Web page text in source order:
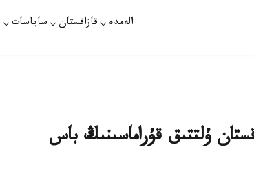
الەمدە قازاقستان ساياسات
ۇلتتىق قۇراماسىنىڭ باس